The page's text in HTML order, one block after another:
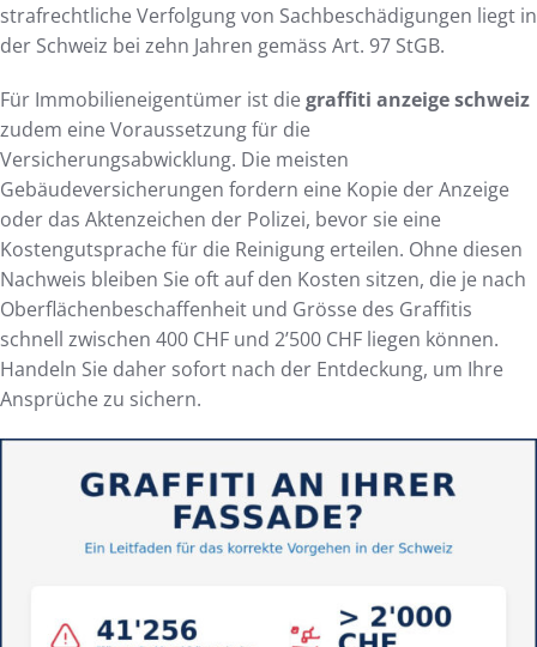
strafrechtliche Verfolgung von Sachbeschädigungen liegt in
der Schweiz bei zehn Jahren gemäss Art. 97 StGB.
Für Immobilieneigentümer ist diegraffiti anzeige schweiz
zudem eine Voraussetzung für die
Versicherungsabwicklung. Die meisten
Gebäudeversicherungen fordern eine Kopie der Anzeige
oder das Aktenzeichen der Polizei, bevor sie eine
Kostengutsprache für die Reinigung erteilen. Ohne diesen
Nachweis bleiben Sie oft auf den Kosten sitzen, die je nach
Oberflächenbeschaffenheit und Grösse des Graffitis
schnell zwischen 400 CHF und 2’500 CHF liegen können.
Handeln Sie daher sofort nach der Entdeckung, um Ihre
Ansprüche zu sichern.